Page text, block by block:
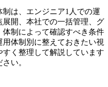
は、エンジニア1人での運
開、本社での一括管理、グ
制によって確認すべき条件
体制別に整えておきたい視
く整理して解説しています
い。